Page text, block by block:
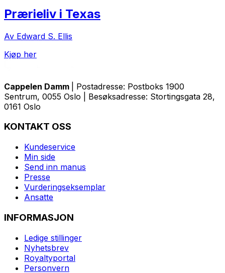
Prærieliv i Texas
Av Edward S. Ellis
Kjøp her
Cappelen Damm
| Postadresse: Postboks 1900
Sentrum, 0055 Oslo | Besøksadresse: Stortingsgata 28,
0161 Oslo
KONTAKT OSS
Kundeservice
Min side
Send inn manus
Presse
Vurderingseksemplar
Ansatte
INFORMASJON
Ledige stillinger
Nyhetsbrev
Royaltyportal
Personvern